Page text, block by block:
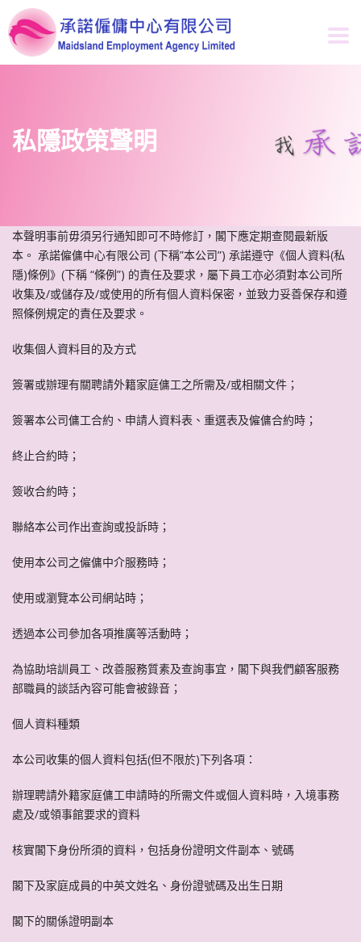
私隱政策聲明
本聲明事前毋須另行通知即可不時修訂，閣下應定期查閱最新版
本。 承諾僱傭中心有限公司 (下稱”本公司”) 承諾遵守《個人資料(私
隱)條例》(下稱 “條例”) 的責任及要求，屬下員工亦必須對本公司所
收集及/或儲存及/或使用的所有個人資料保密，並致力妥善保存和遵
照條例規定的責任及要求。
收集個人資料目的及方式
簽署或辦理有關聘請外籍家庭傭工之所需及/或相關文件；
簽署本公司傭工合約、申請人資料表、重選表及僱傭合約時；
終止合約時；
簽收合約時；
聯絡本公司作出查詢或投訴時；
使用本公司之僱傭中介服務時；
使用或瀏覽本公司網站時；
透過本公司參加各項推廣等活動時；
為協助培訓員工、改善服務質素及查詢事宜，閣下與我們顧客服務
部職員的談話內容可能會被錄音；
個人資料種類
本公司收集的個人資料包括(但不限於)下列各項：
辦理聘請外籍家庭傭工申請時的所需文件或個人資料時，入境事務
處及/或領事館要求的資料
核實閣下身份所須的資料，包括身份證明文件副本、號碼
閣下及家庭成員的中英文姓名、身份證號碼及出生日期
閣下的關係證明副本